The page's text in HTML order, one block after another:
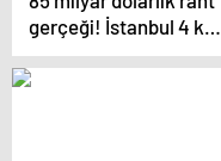
gerçeği! İstanbul 4 kez
dönüştürüldü